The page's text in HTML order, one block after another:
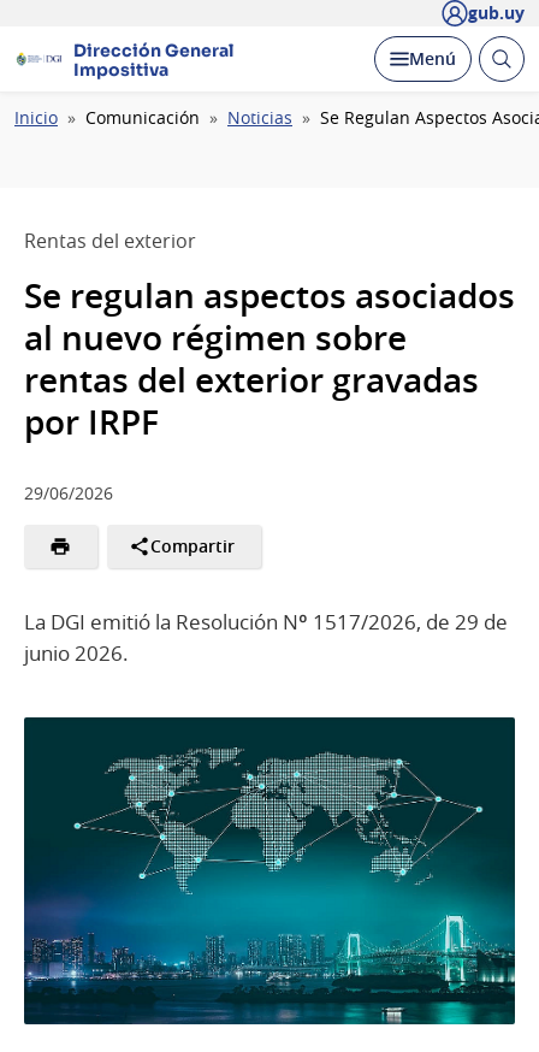
gub.uy
Dirección General
Impositiva
Desplegar
Menú Abrir
Ruta
Inicio Comunicación Noticias Se Regulan Aspectos
Rentas del exterior
Se regulan aspectos asociados
al nuevo régimen sobre
rentas del exterior gravadas
por IRPF
29/06/2026
Compartir
La DGI emitió la Resolución Nº 1517/2026, de 29 de
junio 2026.